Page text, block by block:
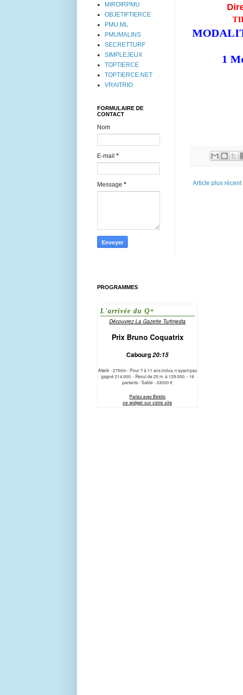
1
Article plus récent
MIROIRPMU
OBJETIFTIERCE
PMU.ML
PMUMALINS
SECRETTURF
SIMPLEJEUX
TOPTIERCE
TOPTIERCE.NET
VRAITRIO
FORMULAIRE DE
CONTACT
Nom
E-mail *
Message *
PROGRAMMES